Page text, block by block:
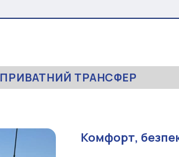
ПРИВАТНИЙ ТРАНСФЕР
Комфорт,